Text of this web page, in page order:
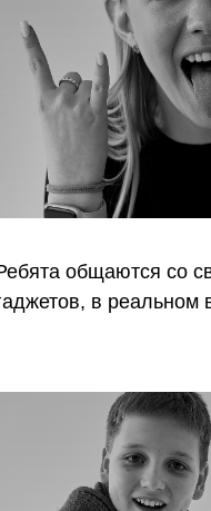
общаются со
в реальном